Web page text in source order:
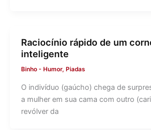
Raciocínio rápido de um
inteligente
Binho - Humor, Piadas
O indivíduo (gaúcho) chega de
a mulher em sua cama com outro
revólver da